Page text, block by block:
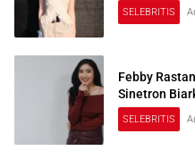
SELEBRITIS
Febby
Sinetron
SELEBRITIS